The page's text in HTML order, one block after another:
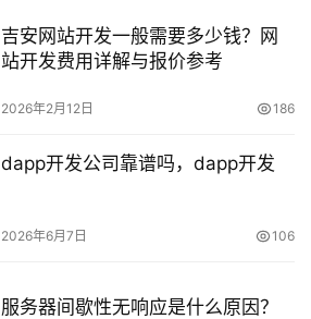
吉安网站开发一般需要多少钱？网
站开发费用详解与报价参考
2026年2月12日 186
dapp开发公司靠谱吗，dapp开发
2026年6月7日 106
服务器间歇性无响应是什么原因？